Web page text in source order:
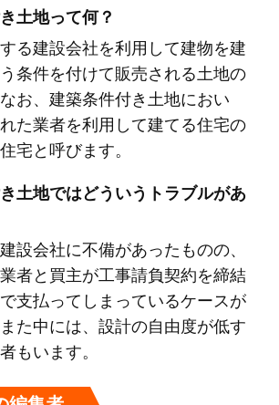
土地って何？
る建設会社を利用して建物を建
条件を付けて販売される土地の
お、建築条件付き土地におい
た業者を利用して建てる住宅の
宅と呼びます。
土地ではどういうトラブルがあ
設会社に不備があったものの、
者と買主が工事請負契約を締結
支払ってしまっているケースが
た中には、設計の自由度が低す
もいます。